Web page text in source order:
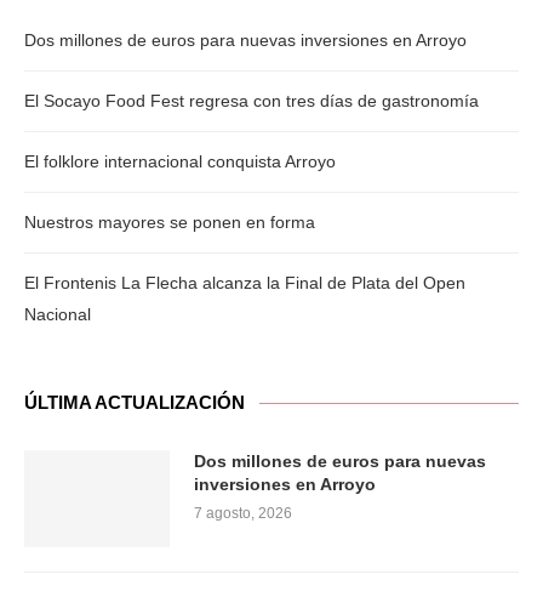
Dos millones de euros para nuevas inversiones en Arroyo
El Socayo Food Fest regresa con tres días de gastronomía
El folklore internacional conquista Arroyo
Nuestros mayores se ponen en forma
El Frontenis La Flecha alcanza la Final de Plata del Open
Nacional
ÚLTIMA ACTUALIZACIÓN
Dos millones de euros para nuevas
inversiones en Arroyo
7 agosto, 2026